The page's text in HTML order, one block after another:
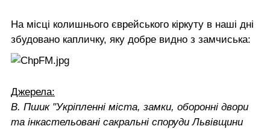
На місці колишнього єврейського кіркуту в наші дні
збудовано капличку, яку добре видно з замчиська:
Джерела:
В. Пшик "Укріпленні міста, замки, оборонні двори
та інкастельовані сакральні споруди Львівщини